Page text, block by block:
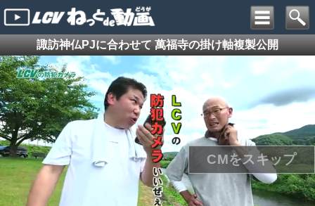
諏訪神仏PJに合わせて 萬福寺の掛け軸複製公開